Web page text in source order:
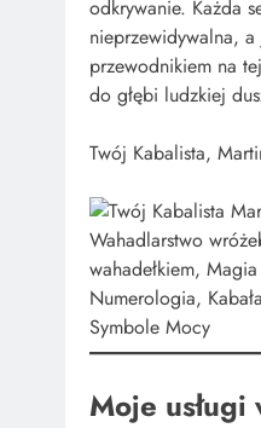
odkrywanie. Każda
nieprzewidywalna,
przewodnikiem na
do głębi ludzkiej
Twój Kabalista,
Moje